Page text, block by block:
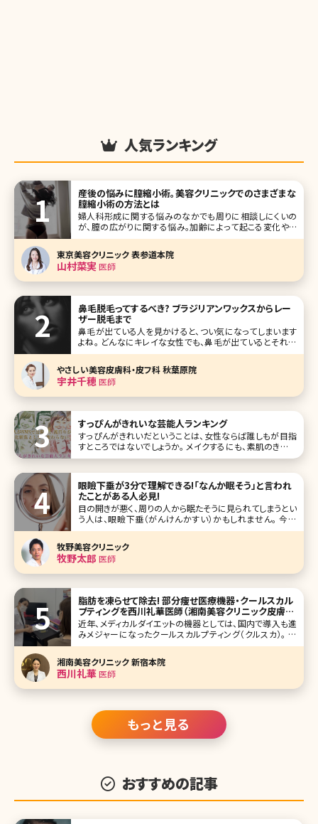
人気ランキング
産後の悩みに膣縮小術。美容クリニックでのさまざまな
膣縮小術の方法とは
婦人科形成に関する悩みのなかでも周りに相談しにくいの
が、膣の広がりに関する悩み。加齢によって起こる変化やパ
ートナーからの指摘など、きっかけはさまざまですが、ひそか
に悩んでいる人が多いトラブルです。ここでは膣の広がりが起
こる原因や婦人科形成クリニックで受けられる最新の膣縮小
手術について詳しく説明してい
東京美容クリニック 表参道本院
山村菜実医師
鼻毛脱毛ってするべき? ブラジリアンワックスからレー
ザー脱毛まで
鼻毛が出ている人を見かけると、つい気になってしまいます
よね。 どんなにキレイな女性でも、鼻毛が出ているとそれだ
けで魅力が半減してしまいます。ほとんどの方が自分で鼻毛
を処理していますが、処理する際に粘膜を傷付けてしまうと
思わぬトラブルにつながることも。 今回は鼻毛の仕組みや鼻
毛脱毛のメリット、正し
やさしい美容皮膚科・皮フ科 秋葉原院
宇井千穂 医師
すっぴんがきれいな芸能人ランキング
すっぴんがきれいだということは、女性ならば誰しもが目指
すところではないでしょうか。 メイクするにも、素肌のきれい
さは大きな影響を与えますので、前提としてもそこはしっかり
像もよく公開されていますが、今回はその中でもすっぴんが
きれいな芸能人をラ
眼瞼下垂が3分で理解できる!「なんか眠そう」と言われ
たことがある人必見!
目の開きが悪く、周りの人から眠たそうに見られてしまうとい
う人は、眼瞼下垂（がんけんかすい）かもしれません。 今回
は、眼瞼下垂の原因や治療法、注意点について詳しく解説し
が
牧野美容クリニック
牧野太郎 医師
脂肪を凍らせて除去! 部分痩せ医療機器・クールスカル
プティングを西川礼華医師（湘南美容クリニック皮膚科
全体統括）が徹底解説
近年、メディカルダイエットの機器としては、国内で導入も進
みメジャーになったクールスカルプティング（クルスカ）。 痩
身作用において、厚労省と米国FDA（食品医薬品局）が認可
した機器で、通常のダイエットでは難しい「部分痩せ」を痛み、
ダウンタイムほとんどナシで実現するという夢のような機器
とは!?
湘南美容クリニック 新宿本院
西川礼華医師
もっと見る
おすすめの記事